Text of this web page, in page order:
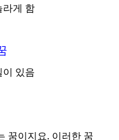
라게 함
있음
꿈이지요. 이러한 꿈